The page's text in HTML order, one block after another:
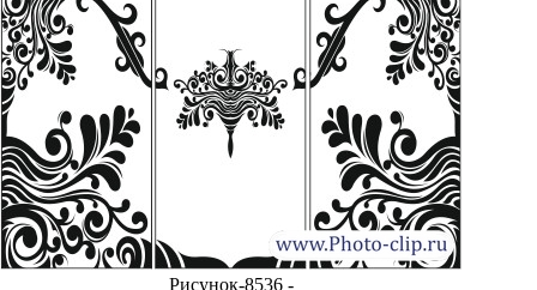
Рисунок-8536 -